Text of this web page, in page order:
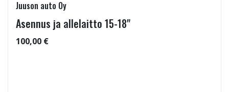
Juuson auto Oy
Asennus ja allelaitto 15-18"
100,00 €